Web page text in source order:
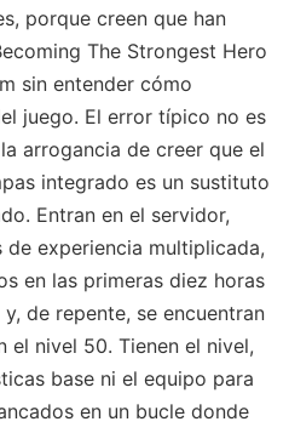
porque creen que han
The Strongest Hero
sin entender cómo
juego. El error típico no es
arrogancia de creer que el
integrado es un sustituto
Entran en el servidor,
experiencia multiplicada,
en las primeras diez horas
de repente, se encuentran
el nivel 50. Tienen el nivel,
base ni el equipo para
en un bucle donde